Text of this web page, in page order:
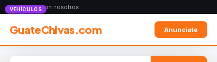
Anunciate con nosotros
GuateChivas.com Anunciate
VEHÍCULOS